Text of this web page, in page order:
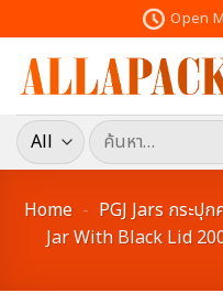
to
content
Open
ค้นหา:
Home - PGJ Jars กระปุ
Jar With Black Lid